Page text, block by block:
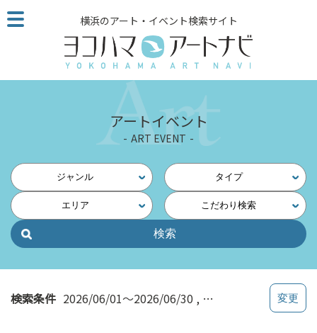
こ
の
ジ
読
他
ペ
の
横浜のアート・イベント検索サイト
アートイベント
ART EVENT
ジャンル タイプ
エリア こだわり検索
検索条件 2026/06/01～2026/06/30 元町・中華街・山手